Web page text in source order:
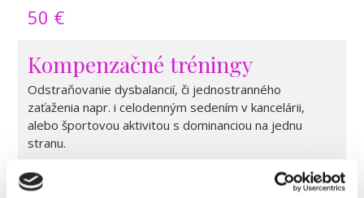
50 €
Kompenzačné tréningy
Odstraňovanie dysbalancií, či jednostranného
zaťaženia napr. i celodenným sedením v kancelárii,
alebo športovou aktivitou s dominanciou na jednu
stranu.
40 €